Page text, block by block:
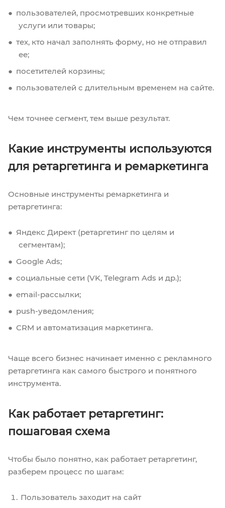
пользователей, просмотревших конкретные
услуги или товары;
тех, кто начал заполнять форму, но не отправил
ее;
посетителей корзины;
пользователей с длительным временем на сайте.
Чем точнее сегмент, тем выше результат.
Какие инструменты используются
для ретаргетинга и ремаркетинга
Основные инструменты ремаркетинга и
ретаргетинга:
Яндекс Директ (ретаргетинг по целям и
сегментам);
Google Ads;
социальные сети (VK, Telegram Ads и др.);
email-рассылки;
push-уведомления;
CRM и автоматизация маркетинга.
Чаще всего бизнес начинает именно с рекламного
ретаргетинга как самого быстрого и понятного
инструмента.
Как работает ретаргетинг:
пошаговая схема
Чтобы было понятно, как работает ретаргетинг,
разберем процесс по шагам:
Пользователь заходит на сайт